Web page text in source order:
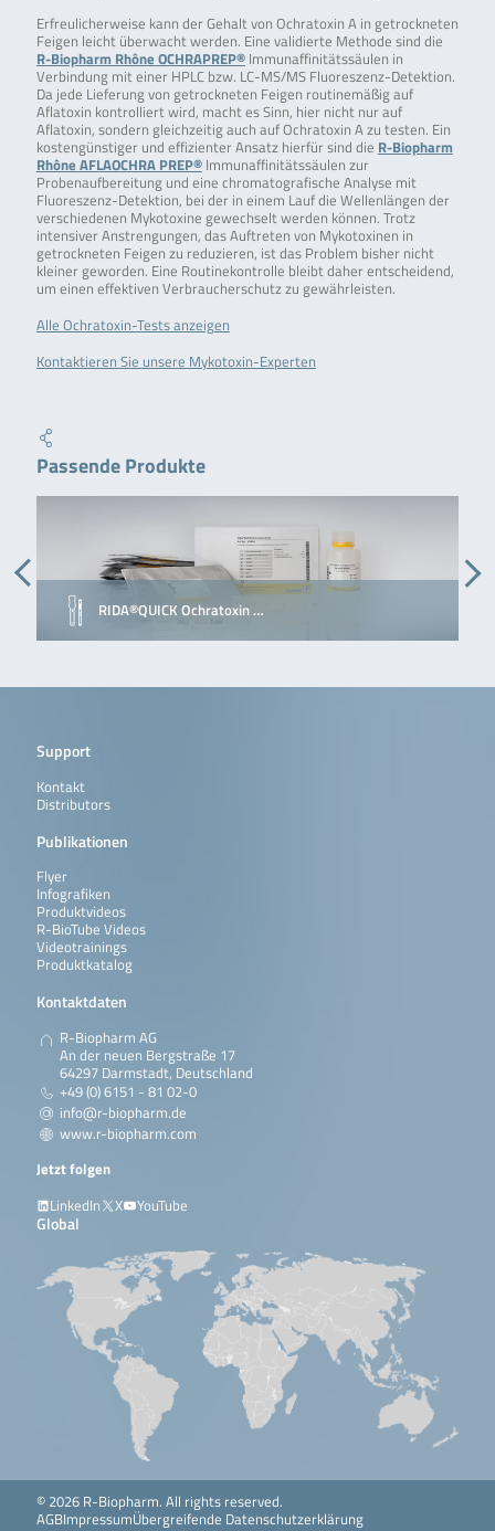
Erfreulicherweise kann der Gehalt von Ochratoxin A in getrockneten
Feigen leicht überwacht werden. Eine validierte Methode sind die
R-Biopharm Rhône OCHRAPREP®Immunaffinitätssäulen in
Verbindung mit einer HPLC bzw. LC-MS/MS Fluoreszenz-Detektion.
Da jede Lieferung von getrockneten Feigen routinemäßig auf
Aflatoxin kontrolliert wird, macht es Sinn, hier nicht nur auf
Aflatoxin, sondern gleichzeitig auch auf Ochratoxin A zu testen. Ein
kostengünstiger und effizienter Ansatz hierfür sind die R-Biopharm
Rhône AFLAOCHRA PREP®Immunaffinitätssäulen zur
Probenaufbereitung und eine chromatografische Analyse mit
Fluoreszenz-Detektion, bei der in einem Lauf die Wellenlängen der
verschiedenen Mykotoxine gewechselt werden können. Trotz
intensiver Anstrengungen, das Auftreten von Mykotoxinen in
getrockneten Feigen zu reduzieren, ist das Problem bisher nicht
kleiner geworden. Eine Routinekontrolle bleibt daher entscheidend,
um einen effektiven Verbraucherschutz zu gewährleisten.
Alle Ochratoxin-Tests anzeigen
Kontaktieren Sie unsere Mykotoxin-Experten
Passende Produkte
RIDA®QUICK Ochratoxin …
Support
Kontakt
Distributors
Publikationen
Flyer
Infografiken
Produktvideos
R-BioTube Videos
Videotrainings
Produktkatalog
Kontaktdaten
R-Biopharm AG
An der neuen Bergstraße 17
64297 Darmstadt, Deutschland
+49 (0) 6151 - 81 02-0
info@r-biopharm.de
www.r-biopharm.com
Jetzt folgen
LinkedIn
X YouTube
Global
© 2026 R-Biopharm. All rights reserved.
AGBImpressumÜbergreifende Datenschutzerklärung